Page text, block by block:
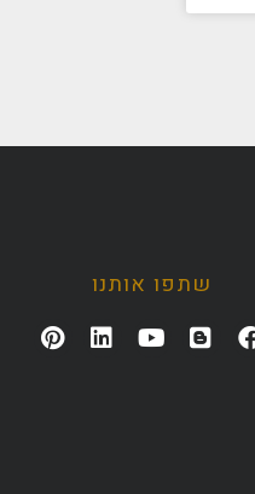
שתפו אותנו